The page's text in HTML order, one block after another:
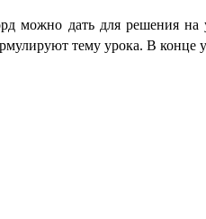
можно дать для решения
тему урока. В конце